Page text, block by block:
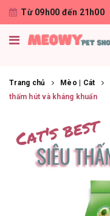
Từ 09h00 đến 21h00
Trang chủ Mèo | Cát
thấm hút và kháng khuẩn